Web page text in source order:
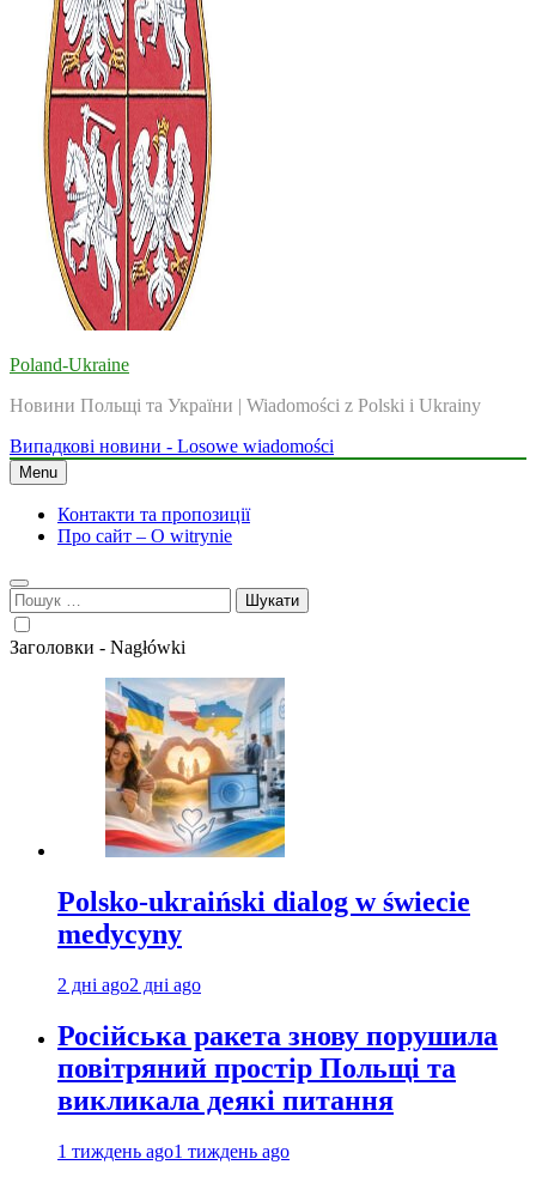
Poland-Ukraine
Новини Польщі та України | Wiadomości z Polski i Ukrainy
Випадкові новини - Losowe wiadomości
Menu
Контакти та пропозиції
Про сайт – O witrynie
Пошук:
Заголовки - Nagłówki
Polsko-ukraiński dialog w świecie
medycyny
2 дні ago2 дні ago
Російська ракета знову порушила
повітряний простір Польщі та
викликала деякі питання
1 тиждень ago1 тиждень ago